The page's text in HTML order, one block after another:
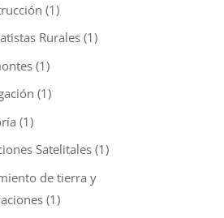
(1)
Rurales (1)
(1)
(1)
(1)
Satelitales (1)
de tierra y
(1)